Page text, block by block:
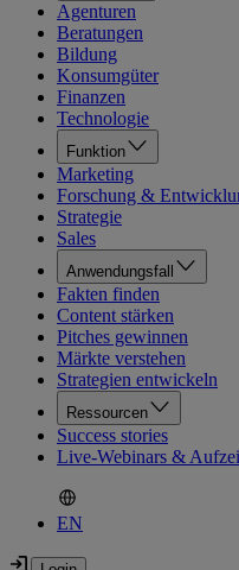
Agenturen
Beratungen
Bildung
Konsumgüter
Finanzen
Technologie
Funktion
Marketing
Forschung &
Strategie
Sales
Anwendungsfall
Fakten finden
Content stärken
Pitches gewinnen
Märkte verstehen
Strategien entwickeln
Ressourcen
Success stories
Live-Webinars &
EN